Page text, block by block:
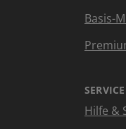
Basis-
SERVICE
Hilfe &